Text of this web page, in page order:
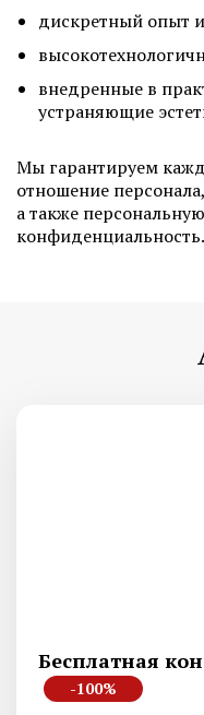
дискретный опыт
внедренные в
устраняющие
Мы гарантируем
отношение
а также
конфиденциальность.
Бесплатная
-100%